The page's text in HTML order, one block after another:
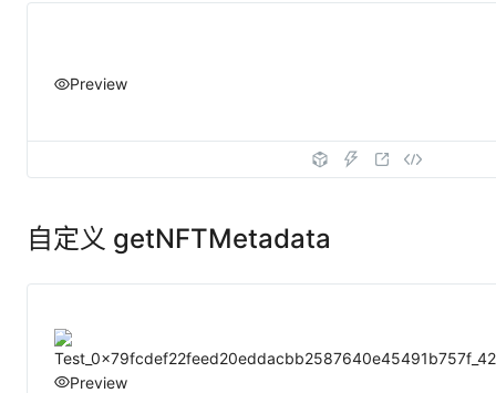
Preview
自定义 getNFTMetadata
Preview